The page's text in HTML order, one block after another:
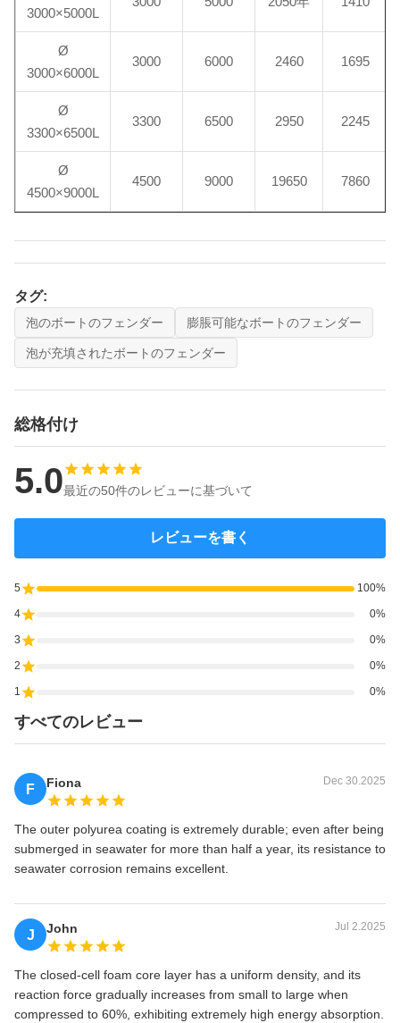
3000×5000L
Ø
3000×6000L
3000 6000 2460 1695
Ø
3300×6500L
3300 6500 2950 2245
Ø
4500×9000L
4500 9000 19650 7860
タグ:
泡のボートのフェンダー 膨脹可能なボートのフェンダー
泡が充填されたボートのフェンダー
総格付け
5.0最近の50件のレビューに基づいて
レビューを書く
5 100%
4 0%
3 0%
2 0%
1 0%
すべてのレビュー
F Fiona Dec 30.2025
The outer polyurea coating is extremely durable; even after being
submerged in seawater for more than half a year, its resistance to
seawater corrosion remains excellent.
J John Jul 2.2025
The closed-cell foam core layer has a uniform density, and its
reaction force gradually increases from small to large when
compressed to 60%, exhibiting extremely high energy absorption.